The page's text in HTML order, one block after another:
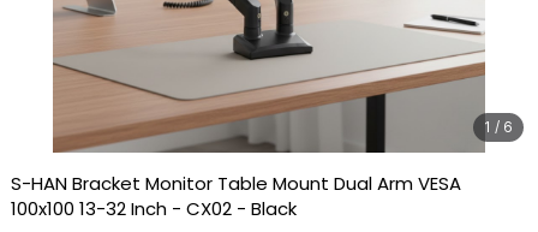
1 / 6
S-HAN Bracket Monitor Table Mount Dual Arm VESA
100x100 13-32 Inch - CX02 - Black